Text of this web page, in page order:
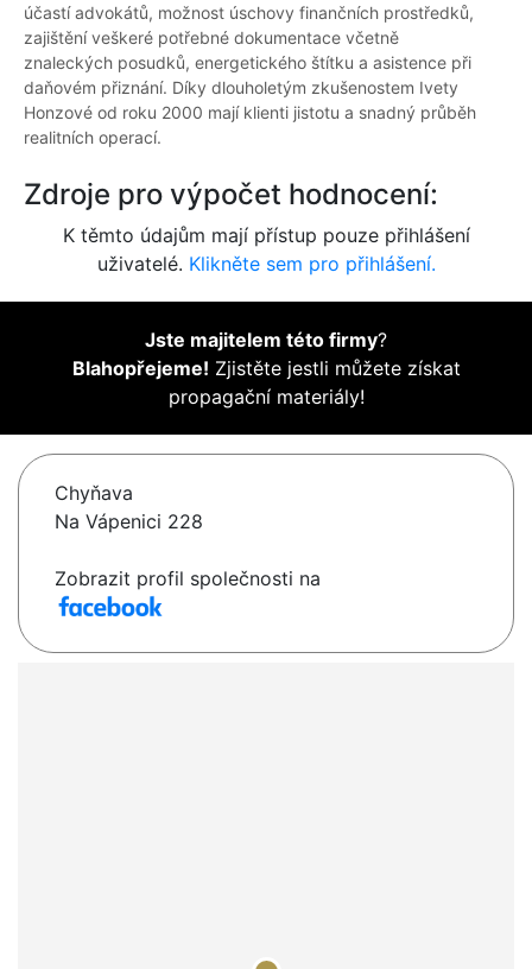
účastí advokátů, možnost úschovy finančních prostředků,
zajištění veškeré potřebné dokumentace včetně
znaleckých posudků, energetického štítku a asistence při
daňovém přiznání. Díky dlouholetým zkušenostem Ivety
Honzové od roku 2000 mají klienti jistotu a snadný průběh
realitních operací.
Zdroje pro výpočet hodnocení:
K těmto údajům mají přístup pouze přihlášení
uživatelé. Klikněte sem pro přihlášení.
Jste majitelem této firmy?
Blahopřejeme! Zjistěte jestli můžete získat
propagační materiály!
Chyňava
Na Vápenici 228
Zobrazit profil společnosti na